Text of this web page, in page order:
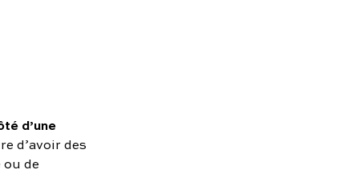
d’une
d’avoir des
de